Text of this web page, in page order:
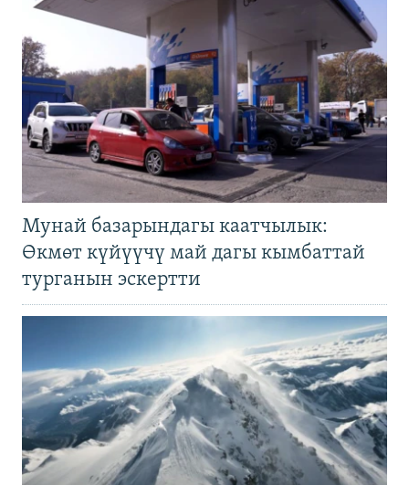
Мунай базарындагы каатчылык:
Өкмөт күйүүчү май дагы кымбаттай
турганын эскертти